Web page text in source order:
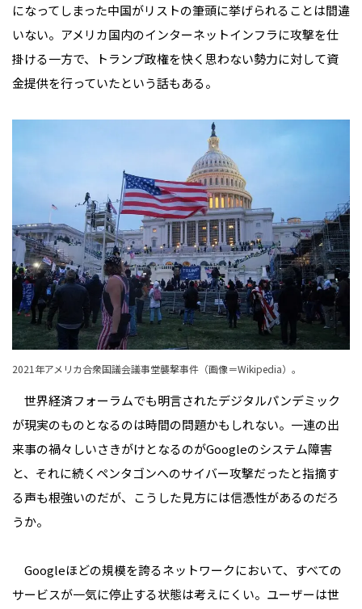
になってしまった中国がリストの筆頭に挙げられることは間違
いない。アメリカ国内のインターネットインフラに攻撃を仕
掛ける一方で、トランプ政権を快く思わない勢力に対して資
金提供を行っていたという話もある。
2021年アメリカ合衆国議会議事堂襲撃事件（画像＝Wikipedia）。
世界経済フォーラムでも明言されたデジタルパンデミック
が現実のものとなるのは時間の問題かもしれない。一連の出
来事の禍々しいさきがけとなるのがGoogleのシステム障害
と、それに続くペンタゴンへのサイバー攻撃だったと指摘す
る声も根強いのだが、こうした見方には信憑性があるのだろ
うか。
Googleほどの規模を誇るネットワークにおいて、すべての
サービスが一気に停止する状態は考えにくい。ユーザーは世